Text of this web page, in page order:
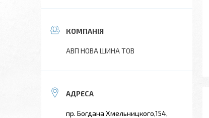
АВП НОВА ШИНА ТОВ
пр. Богдана Хмельницкого,154,